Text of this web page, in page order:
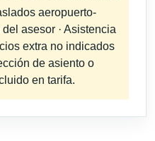
aeropuerto-
asesor · Asistencia
extra no indicados
de asiento o
en tarifa.